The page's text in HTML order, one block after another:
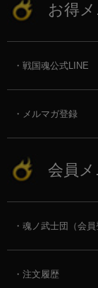
お得
戦国魂公式LINE
メルマガ登録
会員
魂ノ武士団（会員
注文履歴